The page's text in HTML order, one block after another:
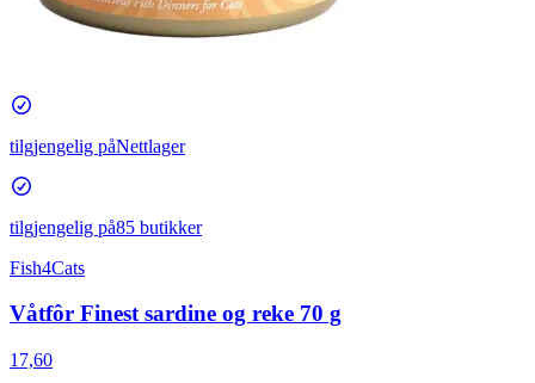
tilgjengelig påNettlager
tilgjengelig på85 butikker
Fish4Cats
Våtfôr Finest sardine og reke 70 g
17,60